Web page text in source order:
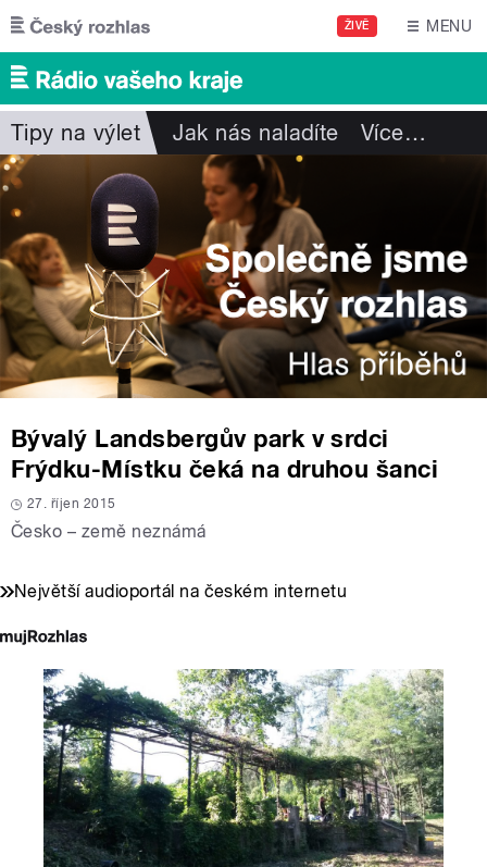
Přejít k hlavnímu obsahu
ŽIVĚ MENU
Tipy na výlet Jak nás naladíte Více…
Bývalý Landsbergův park v srdci
Frýdku-Místku čeká na druhou šanci
27. říjen 2015
Česko – země neznámá
Největší audioportál na českém internetu